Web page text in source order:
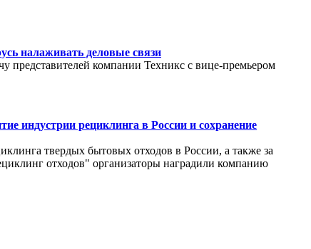
налаживать деловые связи
представителей компании Техникс с вице-премьером
индустрии рециклинга в России и сохранение
твердых бытовых отходов в России, а также за
отходов" организаторы наградили компанию